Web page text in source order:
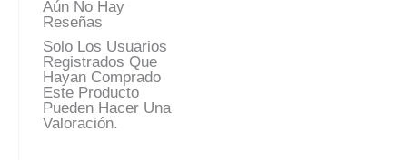
Aún No Hay
Reseñas
Solo Los Usuarios
Registrados Que
Hayan Comprado
Este Producto
Pueden Hacer Una
Valoración.